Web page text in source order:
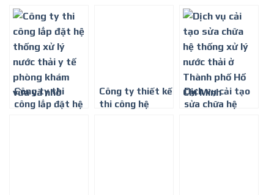
khoa hiện đại,
chi phí thấp
nhất hiện nay
khám tại Bà Rịa
– Vũng Tàu
Công ty thi
công lắp đặt hệ
Công ty thiết kế
thi công hệ
Dịch vụ cải tạo
sửa chữa hệ